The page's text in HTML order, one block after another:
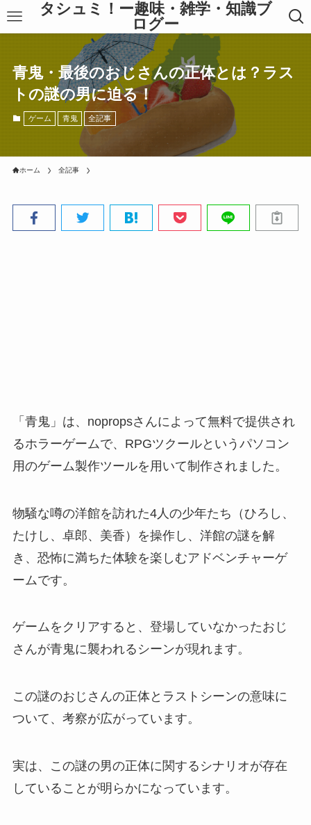
タシュミ！ー趣味・雑学・知識ブ
ログー
青鬼・最後のおじさんの正体とは？ラス
トの謎の男に迫る！
ゲーム 青鬼 全記事
ホーム 全記事
「青鬼」は、nopropsさんによって無料で提供され
るホラーゲームで、RPGツクールというパソコン
用のゲーム製作ツールを用いて制作されました。
物騒な噂の洋館を訪れた4人の少年たち（ひろし、
たけし、卓郎、美香）を操作し、洋館の謎を解
き、恐怖に満ちた体験を楽しむアドベンチャーゲ
ームです。
ゲームをクリアすると、登場していなかったおじ
さんが青鬼に襲われるシーンが現れます。
この謎のおじさんの正体とラストシーンの意味に
ついて、考察が広がっています。
実は、この謎の男の正体に関するシナリオが存在
していることが明らかになっています。